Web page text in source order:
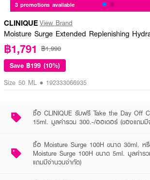
3 promotions available
CLINIQUE View Brand
Moisture Surge Extended Replenishing
฿1,791 ฿1,990
Save ฿199 (10%)
Size 50 ML • 192333066935
ซื้อ CLINIQUE รับฟรี Take the Day Off
15ml. มูลค่ารวม 300.-/ออเดอร์ (ของแถมมี
ซื้อ Moisture Surge 100H ขนาด 30ml. ห
Moisture Surge 100H ขนาด 5ml. มูลค่าร
แถมมีจำนวนจำกัด)